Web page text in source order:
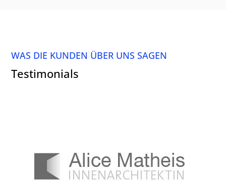
WAS DIE KUNDEN ÜBER UNS SAGEN
Testimonials